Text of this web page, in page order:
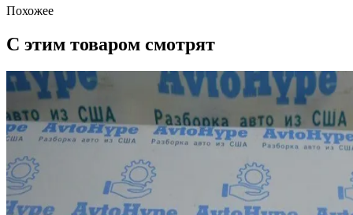
Похожее
С этим товаром смотрят